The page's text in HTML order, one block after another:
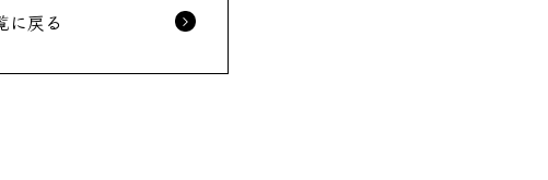
に戻る